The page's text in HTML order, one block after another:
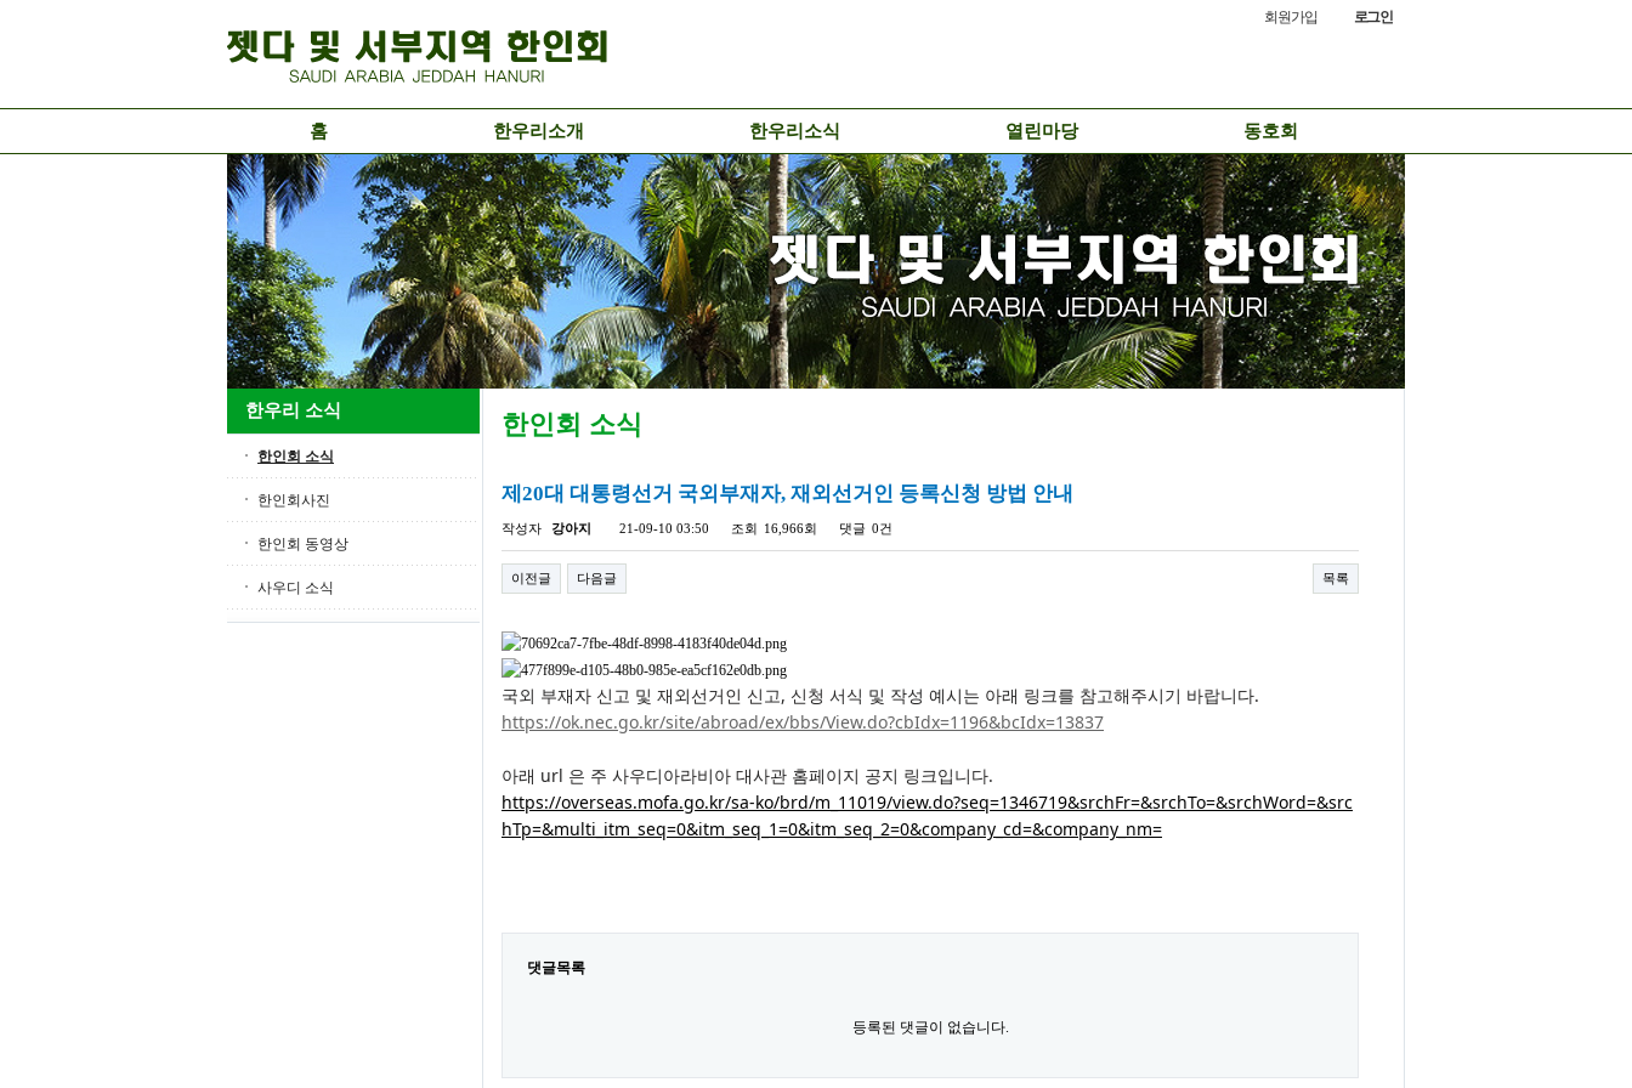
회원가입 로그인
홈 한우리소개 한우리소식 열린마당 동호회
한우리 소식
한인회 소식
한인회사진
한인회 동영상
사우디 소식
한인회 소식
제20대 대통령선거 국외부재자, 재외선거인 등록신청 방법 안내
작성자 강아지 21-09-10 03:50 조회 16,966회 댓글 0건
이전글 다음글 목록
국외 부재자 신고 및 재외선거인 신고, 신청 서식 및 작성 예시는 아래 링크를 참고해주시기 바랍니다.
https://ok.nec.go.kr/site/abroad/ex/bbs/View.do?cbIdx=1196&bcIdx=13837
아래 url 은 주 사우디아라비아 대사관 홈페이지 공지 링크입니다.
https://overseas.mofa.go.kr/sa-ko/brd/m_11019/view.do?seq=1346719&srchFr=&srchTo=&srchWord=&src
hTp=&multi_itm_seq=0&itm_seq_1=0&itm_seq_2=0&company_cd=&company_nm=
댓글목록
등록된 댓글이 없습니다.